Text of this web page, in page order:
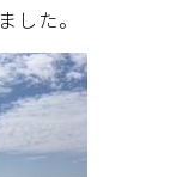
した。